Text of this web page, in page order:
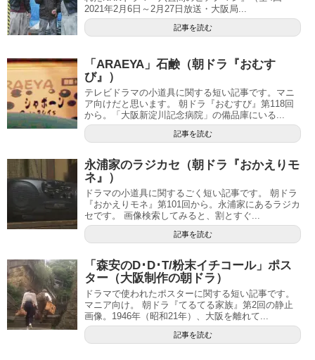
2021年2月6日～2月27日放送・大阪局...
記事を読む
「ARAEYA」石鹸（朝ドラ『おむす
び』）
テレビドラマの小道具に関する短い記事です。マニ
ア向けだと思います。 朝ドラ『おむすび』第118回
から。「大阪新淀川記念病院」の備品庫にいる...
記事を読む
永浦家のラジカセ（朝ドラ『おかえりモ
ネ』）
ドラマの小道具に関するごく短い記事です。 朝ドラ
『おかえりモネ』第101回から。永浦家にあるラジカ
セです。 画像検索してみると、割とすぐ...
記事を読む
「森安のD･D･T/粉末イチコール」ポス
ター（大阪制作の朝ドラ）
ドラマで使われたポスターに関する短い記事です。
マニア向け。 朝ドラ『てるてる家族』第2回の静止
画像。1946年（昭和21年）、大阪を離れて...
記事を読む